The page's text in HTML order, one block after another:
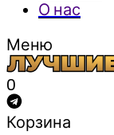
О нас
Меню
0
Корзина